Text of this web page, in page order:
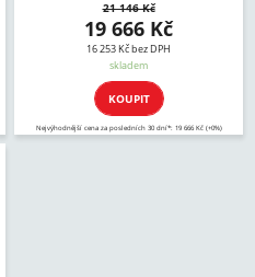
21 146 Kč
19 666 Kč
16 253 Kč bez DPH
skladem
KOUPIT
Nejvýhodnější cena za posledních 30 dní*: 19 666 Kč (+0%)